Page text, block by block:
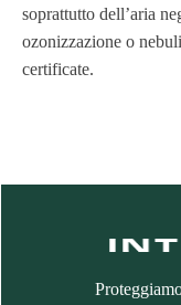
soprattutto dell’aria
ozonizzazione o
certificate.